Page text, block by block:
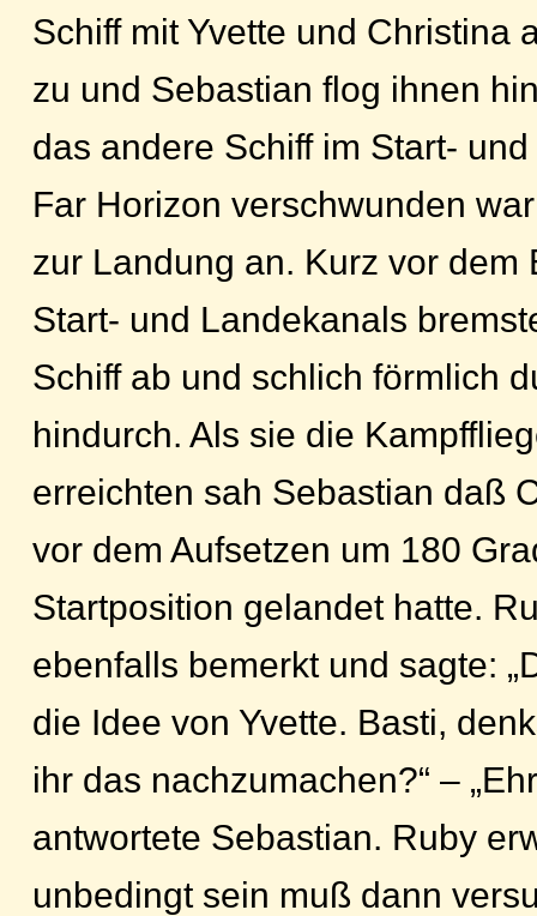
Schiff mit Yvette und Christina
zu und Sebastian flog ihnen
das andere Schiff im Start-
Far Horizon verschwunden
zur Landung an. Kurz vor dem
Start- und Landekanals
Schiff ab und schlich förmlich
hindurch. Als sie die
erreichten sah Sebastian daß
vor dem Aufsetzen um 180
Startposition gelandet hatte.
ebenfalls bemerkt und sagte:
die Idee von Yvette. Basti,
ihr das nachzumachen?“ –
antwortete Sebastian. Ruby
unbedingt sein muß dann